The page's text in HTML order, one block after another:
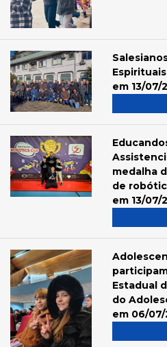
em 13/07/
medalha
de
em 13/07/
Estadual
do
em 06/07/